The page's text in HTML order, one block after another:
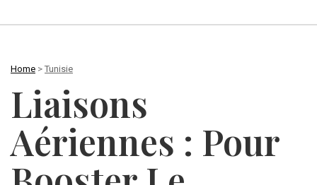
Home > Tunisie
Liaisons
Aériennes : Pour